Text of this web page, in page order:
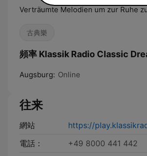
Verträumte Melodien um zur Ruhe
古典樂
頻率 Klassik Radio Classic
Augsburg: Online
往来
網站
https://
電話：
+49 8000 441 442